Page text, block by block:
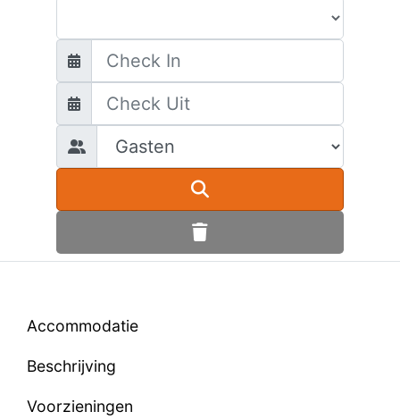
Accommodatie
Beschrijving
Voorzieningen